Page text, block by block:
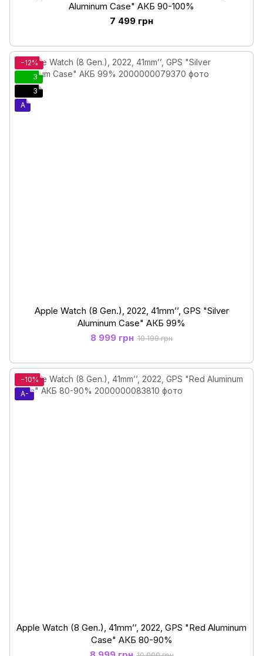
Aluminum Case" АКБ 90-100%
7 499 грн
−12%
3
3
A
Apple Watch (8 Gen.), 2022, 41mm’’, GPS "Silver
Aluminum Case" АКБ 99%
8 999 грн 10 199 грн
−10%
A-
Apple Watch (8 Gen.), 41mm’’, 2022, GPS "Red Aluminum
Case" АКБ 80-90%